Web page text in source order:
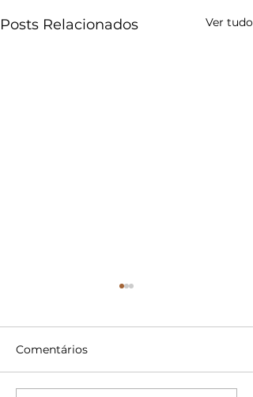
Posts Relacionados Ver tudo
Comentários